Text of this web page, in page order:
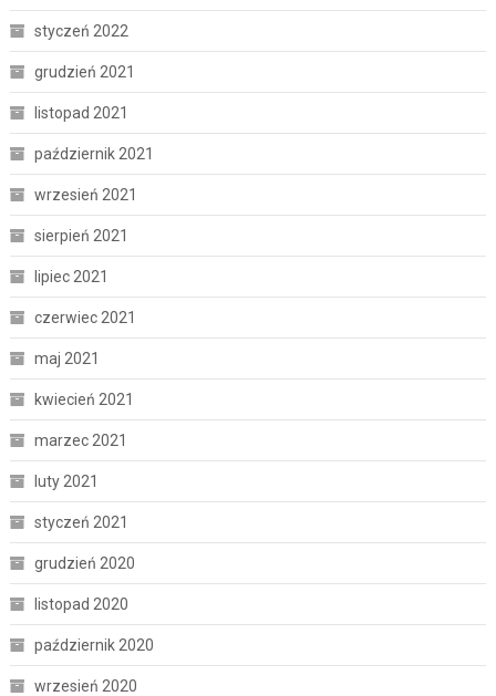
styczeń 2022
grudzień 2021
listopad 2021
październik 2021
wrzesień 2021
sierpień 2021
lipiec 2021
czerwiec 2021
maj 2021
kwiecień 2021
marzec 2021
luty 2021
styczeń 2021
grudzień 2020
listopad 2020
październik 2020
wrzesień 2020